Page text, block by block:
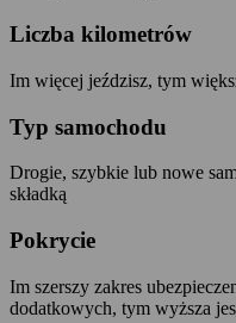
Liczba kilometrów
Im więcej jeździsz, tym
Typ samochodu
Drogie, szybkie lub nowe
składką
Pokrycie
Im szerszy zakres
dodatkowych, tym wyższa